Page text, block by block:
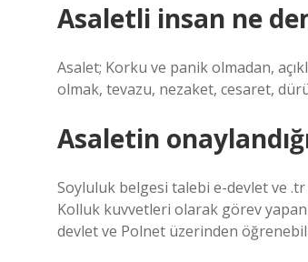
Asaletli insan ne
Asalet; Korku ve panik olmadan,
olmak, tevazu, nezaket, cesaret,
Asaletin
Soyluluk belgesi talebi e-devlet ve
Kolluk kuvvetleri olarak görev
devlet ve Polnet üzerinden